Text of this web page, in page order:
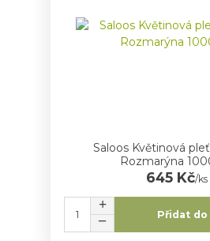
Saloos Květinová
Rozmarýna
645 Kč/ks
Přidat do